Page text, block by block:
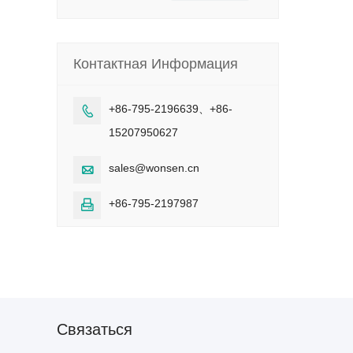
Контактная Информация

+86-795-2196639、+86-
15207950627
 sales@wonsen.cn
 +86-795-2197987
Cвязаться